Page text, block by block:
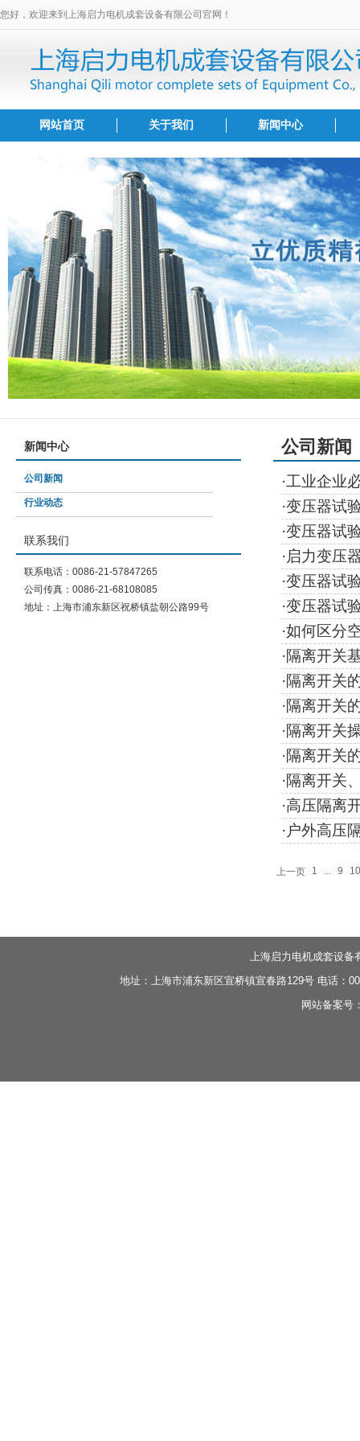
您好，欢迎来到上海启力电机成套设备有限公司官网！
网站首页 关于我们 新闻中心
新闻中心
公司新闻
行业动态
联系我们
联系电话：0086-21-57847265
公司传真：0086-21-68108085
地址：上海市浦东新区祝桥镇盐朝公路99号
公司新闻
·工业企业
·变压器试
·变压器试
· 启力变压
·变压器试
·变压器试
·如何区分
·隔离开关
·隔离开关
·隔离开关
·隔离开关
·隔离开关
·隔离开关
·高压隔离
· 户外高压
上一页 1 ... 9 10
上海启力电机成套设备
地址：上海市浦东新区宣桥镇宣春路129号 电话：
网站备案号